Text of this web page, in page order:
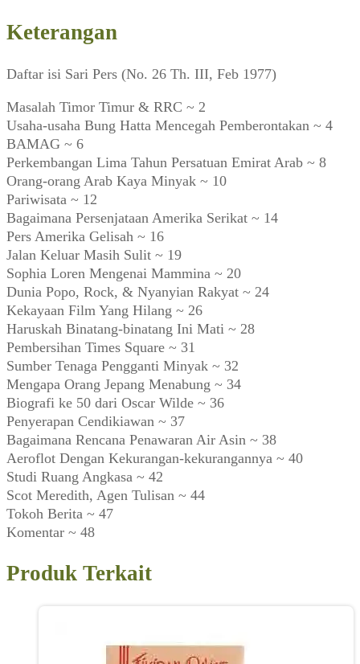
Keterangan
Daftar isi Sari Pers (No. 26 Th. III, Feb 1977)
Masalah Timor Timur & RRC ~ 2
Usaha-usaha Bung Hatta Mencegah Pemberontakan ~ 4
BAMAG ~ 6
Perkembangan Lima Tahun Persatuan Emirat Arab ~ 8
Orang-orang Arab Kaya Minyak ~ 10
Pariwisata ~ 12
Bagaimana Persenjataan Amerika Serikat ~ 14
Pers Amerika Gelisah ~ 16
Jalan Keluar Masih Sulit ~ 19
Sophia Loren Mengenai Mammina ~ 20
Dunia Popo, Rock, & Nyanyian Rakyat ~ 24
Kekayaan Film Yang Hilang ~ 26
Haruskah Binatang-binatang Ini Mati ~ 28
Pembersihan Times Square ~ 31
Sumber Tenaga Pengganti Minyak ~ 32
Mengapa Orang Jepang Menabung ~ 34
Biografi ke 50 dari Oscar Wilde ~ 36
Penyerapan Cendikiawan ~ 37
Bagaimana Rencana Penawaran Air Asin ~ 38
Aeroflot Dengan Kekurangan-kekurangannya ~ 40
Studi Ruang Angkasa ~ 42
Scot Meredith, Agen Tulisan ~ 44
Tokoh Berita ~ 47
Komentar ~ 48
Produk Terkait